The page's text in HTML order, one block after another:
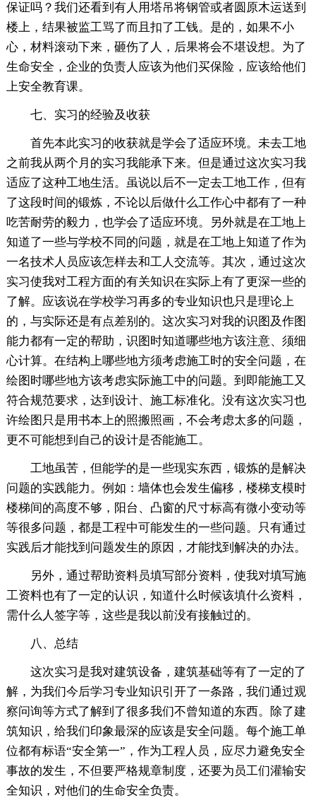
保证吗？我们还看到有人用塔吊将钢管或者圆原木运送到
楼上，结果被监工骂了而且扣了工钱。是的，如果不小
心，材料滚动下来，砸伤了人，后果将会不堪设想。为了
生命安全，企业的负责人应该为他们买保险，应该给他们
上安全教育课。
七、实习的经验及收获
首先本此实习的收获就是学会了适应环境。未去工地
之前我从两个月的实习我能承下来。但是通过这次实习我
适应了这种工地生活。虽说以后不一定去工地工作，但有
了这段时间的锻炼，不论以后做什么工作心中都有了一种
吃苦耐劳的毅力，也学会了适应环境。另外就是在工地上
知道了一些与学校不同的问题，就是在工地上知道了作为
一名技术人员应该怎样去和工人交流等。其次，通过这次
实习使我对工程方面的有关知识在实际上有了更深一些的
了解。应该说在学校学习再多的专业知识也只是理论上
的，与实际还是有点差别的。这次实习对我的识图及作图
能力都有一定的帮助，识图时知道哪些地方该注意、须细
心计算。在结构上哪些地方须考虑施工时的安全问题，在
绘图时哪些地方该考虑实际施工中的问题。到即能施工又
符合规范要求，达到设计、施工标准化。没有这次实习也
许绘图只是用书本上的照搬照画，不会考虑太多的问题，
更不可能想到自己的设计是否能施工。
工地虽苦，但能学的是一些现实东西，锻炼的是解决
问题的实践能力。例如：墙体也会发生偏移，楼梯支模时
楼梯间的高度不够，阳台、凸窗的尺寸标高有微小变动等
等很多问题，都是工程中可能发生的一些问题。只有通过
实践后才能找到问题发生的原因，才能找到解决的办法。
另外，通过帮助资料员填写部分资料，使我对填写施
工资料也有了一定的认识，知道什么时候该填什么资料，
需什么人签字等，这些是我以前没有接触过的。
八、总结
这次实习是我对建筑设备，建筑基础等有了一定的了
解，为我们今后学习专业知识引开了一条路，我们通过观
察问询等方式了解到了很多我们不曾知道的东西。除了建
筑知识，给我们印象最深的应该是安全问题。每个施工单
位都有标语“安全第一”，作为工程人员，应尽力避免安全
事故的发生，不但要严格规章制度，还要为员工们灌输安
全知识，对他们的生命安全负责。